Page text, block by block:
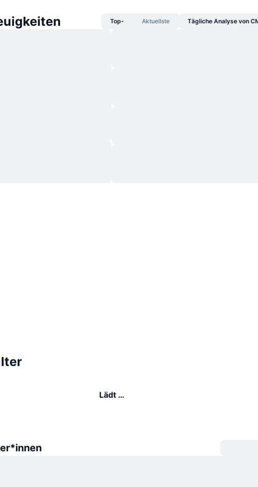
Top- Aktuellste Tägliche Analyse von
Lädt …